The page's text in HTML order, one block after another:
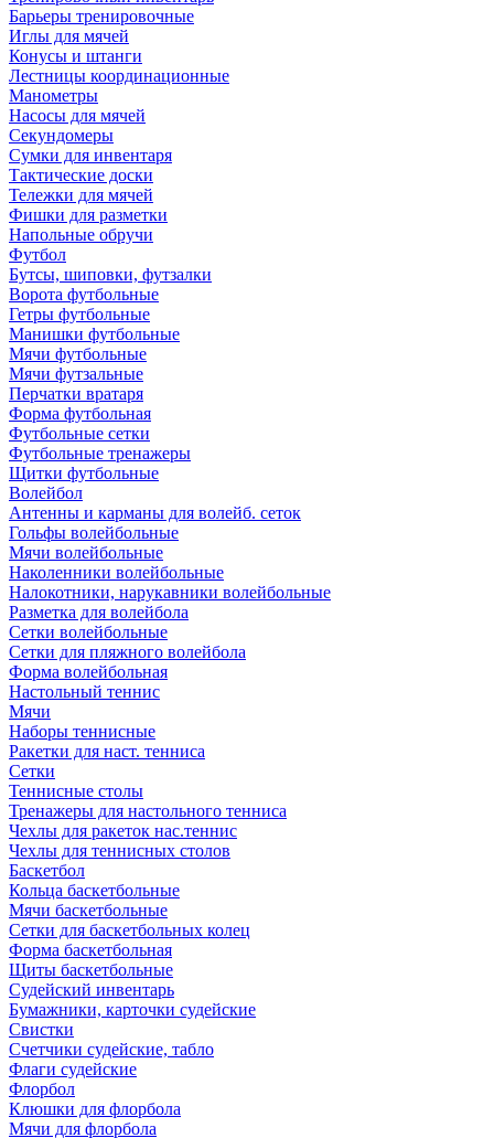
Барьеры тренировочные
Иглы для мячей
Конусы и штанги
Лестницы координационные
Манометры
Насосы для мячей
Секундомеры
Сумки для инвентаря
Тактические доски
Тележки для мячей
Фишки для разметки
Напольные обручи
Футбол
Бутсы, шиповки, футзалки
Ворота футбольные
Гетры футбольные
Манишки футбольные
Мячи футбольные
Мячи футзальные
Перчатки вратаря
Форма футбольная
Футбольные сетки
Футбольные тренажеры
Щитки футбольные
Волейбол
Антенны и карманы для волейб. сеток
Гольфы волейбольные
Мячи волейбольные
Наколенники волейбольные
Налокотники, нарукавники волейбольные
Разметка для волейбола
Сетки волейбольные
Сетки для пляжного волейбола
Форма волейбольная
Настольный теннис
Мячи
Наборы теннисные
Ракетки для наст. тенниса
Сетки
Теннисные столы
Тренажеры для настольного тенниса
Чехлы для ракеток нас.теннис
Чехлы для теннисных столов
Баскетбол
Кольца баскетбольные
Мячи баскетбольные
Сетки для баскетбольных колец
Форма баскетбольная
Щиты баскетбольные
Судейский инвентарь
Бумажники, карточки судейские
Свистки
Счетчики судейские, табло
Флаги судейские
Флорбол
Клюшки для флорбола
Мячи для флорбола